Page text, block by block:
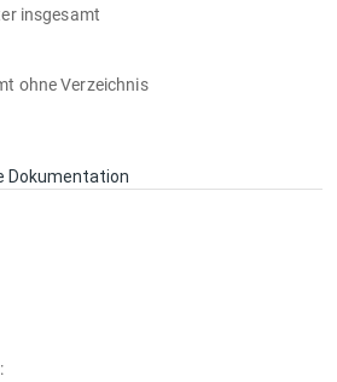
insgesamt
ohne Verzeichnis
Dokumentation